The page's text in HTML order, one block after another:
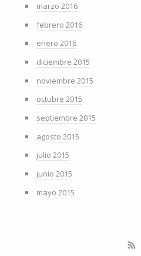
marzo 2016
febrero 2016
enero 2016
diciembre 2015
noviembre 2015
octubre 2015
septiembre 2015
agosto 2015
julio 2015
junio 2015
mayo 2015